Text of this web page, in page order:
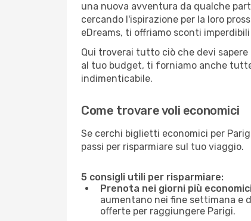
una nuova avventura da qualche
cercando l'ispirazione per la loro
eDreams, ti offriamo sconti
Qui troverai tutto ciò che devi
al tuo budget, ti forniamo anche
indimenticabile.
Come trovare voli economici
Se cerchi biglietti economici per
passi per risparmiare sul tuo viaggio.
5 consigli utili per risparmiare:
Prenota nei giorni più
aumentano nei fine settimana e
offerte per raggiungere Parigi.